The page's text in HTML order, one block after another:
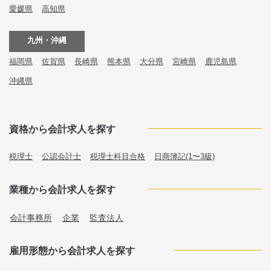
愛媛県 高知県
九州・沖縄
福岡県 佐賀県 長崎県 熊本県 大分県 宮崎県 鹿児島県
沖縄県
資格から会計求人を探す
税理士 公認会計士 税理士科目合格 日商簿記(1〜3級)
業種から会計求人を探す
会計事務所 企業 監査法人
雇用形態から会計求人を探す